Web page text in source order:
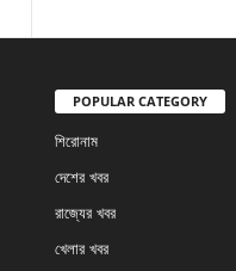
POPULAR CATEGORY
শিরোনাম
দেশের খবর
রাজ্যের খবর
খেলার খবর